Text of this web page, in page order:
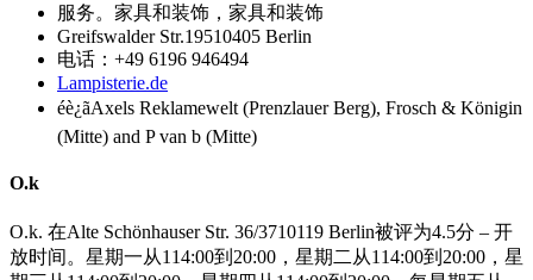
服务。家具和装饰，家具和装饰
Greifswalder Str.19510405 Berlin
电话：+49 6196 946494
Lampisterie.de
éè¿ãAxels Reklamewelt (Prenzlauer Berg), Frosch & Königin
(Mitte) and P van b (Mitte)
O.k
O.k. 在Alte Schönhauser Str. 36/3710119 Berlin被评为4.5分 – 开
放时间。星期一从114:00到20:00，星期二从114:00到20:00，星